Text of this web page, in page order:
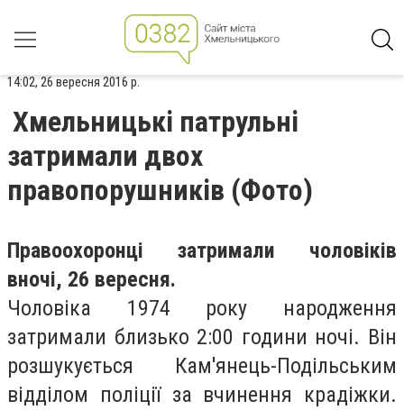
14:02, 26 вересня 2016 р.
Хмельницькі патрульні
затримали двох
правопорушників (Фото)
Правоохоронці затримали чоловіків
вночі, 26 вересня.
Чоловіка 1974 року народження
затримали близько 2:00 години ночі. Він
розшукується Кам'янець-Подільським
відділом поліції за вчинення крадіжки.